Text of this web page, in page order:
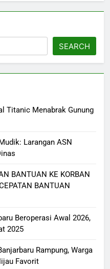
SEARCH
Titanic Menabrak Gunung
Larangan ASN
BANTUAN KE KORBAN
BANTUAN
Beroperasi Awal 2026,
2025
Rampung, Warga
Favorit